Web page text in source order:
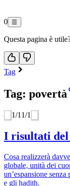
0 ☰
Questa pagina è
Tag
Tag: povertà
1/1 1/1
I risultati del
Cosa realizzerà
globale, unità dei
un’espansione
e gli hadith.